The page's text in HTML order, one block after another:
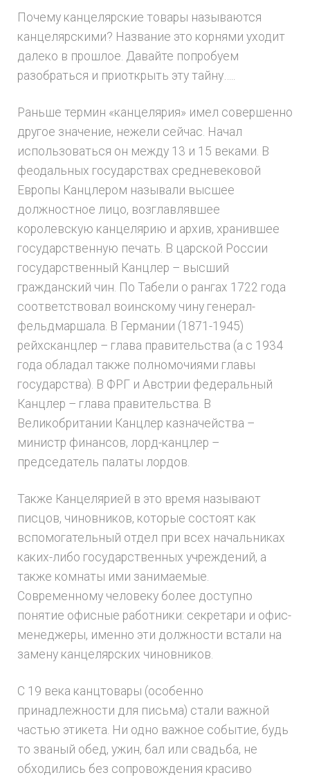
Почему канцелярские товары называются
канцелярскими? Название это корнями уходит
далеко в прошлое. Давайте попробуем
разобраться и приоткрыть эту тайну…..
Раньше термин «канцелярия» имел совершенно
другое значение, нежели сейчас. Начал
использоваться он между 13 и 15 веками. В
феодальных государствах средневековой
Европы Канцлером называли высшее
должностное лицо, возглавлявшее
королевскую канцелярию и архив, хранившее
государственную печать. В царской России
государственный Канцлер – высший
гражданский чин. По Табели о рангах 1722 года
соответствовал воинскому чину генерал-
фельдмаршала. В Германии (1871-1945)
рейхсканцлер – глава правительства (а с 1934
года обладал также полномочиями главы
государства). В ФРГ и Австрии федеральный
Канцлер – глава правительства. В
Великобритании Канцлер казначейства –
министр финансов, лорд-канцлер –
председатель палаты лордов.
Также Канцелярией в это время называют
писцов, чиновников, которые состоят как
вспомогательный отдел при всех начальниках
каких-либо государственных учреждений, а
также комнаты ими занимаемые.
Современному человеку более доступно
понятие офисные работники: секретари и офис-
менеджеры, именно эти должности встали на
замену канцелярских чиновников.
С 19 века канцтовары (особенно
принадлежности для письма) стали важной
частью этикета. Ни одно важное событие, будь
то званый обед, ужин, бал или свадьба, не
обходились без сопровождения красиво